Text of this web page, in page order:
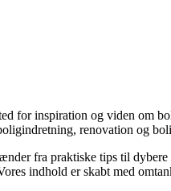
for inspiration og viden om
renovation og
fra praktiske tips til
indhold er skabt med